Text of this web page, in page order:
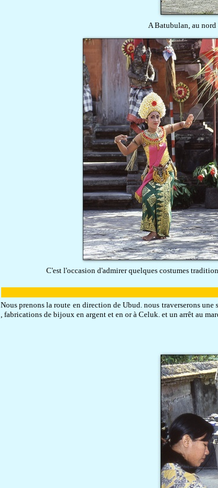
A Batubulan, au nord
C'est l'occasion d'admirer quelques costumes
Nous prenons la route en direction de Ubud. nous traverserons
, fabrications de bijoux en argent et en or à Celuk. et un arrêt au